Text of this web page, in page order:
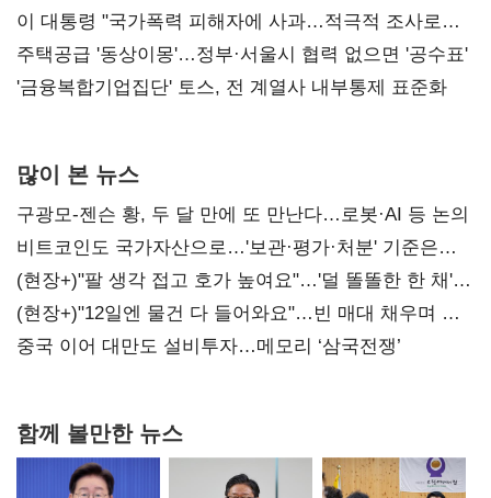
총선 지휘 못해"
이 대통령 "국가폭력 피해자에 사과…적극적 조사로
진실 밝혀야"
주택공급 '동상이몽'…정부·서울시 협력 없으면 '공수표'
'금융복합기업집단' 토스, 전 계열사 내부통제 표준화
많이 본 뉴스
구광모-젠슨 황, 두 달 만에 또 만난다…로봇·AI 등 논의
비트코인도 국가자산으로…'보관·평가·처분' 기준은
숙제
(현장+)"팔 생각 접고 호가 높여요"…'덜 똘똘한 한 채'
20억 키맞추기
(현장+)"12일엔 물건 다 들어와요"…빈 매대 채우며 문
연 홈플러스
중국 이어 대만도 설비투자…메모리 ‘삼국전쟁’
함께 볼만한 뉴스